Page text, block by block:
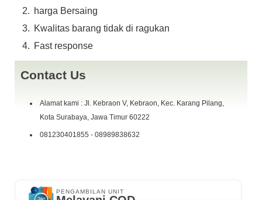
dapat ,.,.
IG : czortox
fast response W.A 0898~ 9838 ~ 632 or Telp 081230401855
COD Kebraon Gang V, Pertokoan Giant Express L05 ( depan
Parkiran Motor )
harga Bersaing
Kwalitas barang tidak di ragukan
Fast response
Contact Us
Alamat kami : Jl. Kebraon V, Kebraon, Kec. Karang Pilang,
Kota Surabaya, Jawa Timur 60222
081230401855 - 08989838632
PENGAMBILAN UNIT